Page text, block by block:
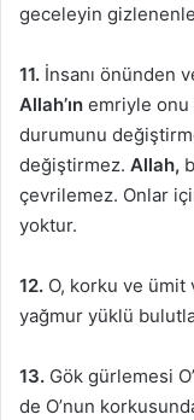
geceleyin
11. İnsanı önünden
Allah’ın emriyle onu
durumunu
değiştirmez. Allah,
çevrilemez. Onlar
yoktur.
12. O, korku ve
yağmur yüklü
13. Gök gürlemesi
de O’nun